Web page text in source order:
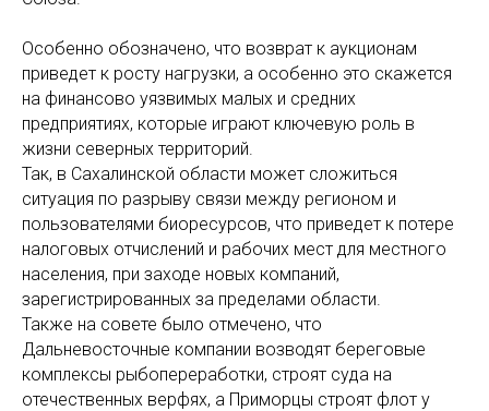
Особенно обозначено, что возврат к аукционам
приведет к росту нагрузки, а особенно это скажется
на финансово уязвимых малых и средних
предприятиях, которые играют ключевую роль в
жизни северных территорий.
Так, в Сахалинской области может сложиться
ситуация по разрыву связи между регионом и
пользователями биоресурсов, что приведет к потере
налоговых отчислений и рабочих мест для местного
населения, при заходе новых компаний,
зарегистрированных за пределами области.
Также на совете было отмечено, что
Дальневосточные компании возводят береговые
комплексы рыбопереработки, строят суда на
отечественных верфях, а Приморцы строят флот у